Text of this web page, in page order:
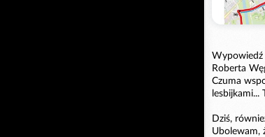
Wypowiedź
Roberta
Czuma
lesbijkami...
Dziś,
Ubolewam,